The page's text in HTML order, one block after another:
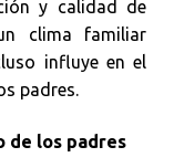
y calidad de
clima familiar
influye en el
padres.
de los padres